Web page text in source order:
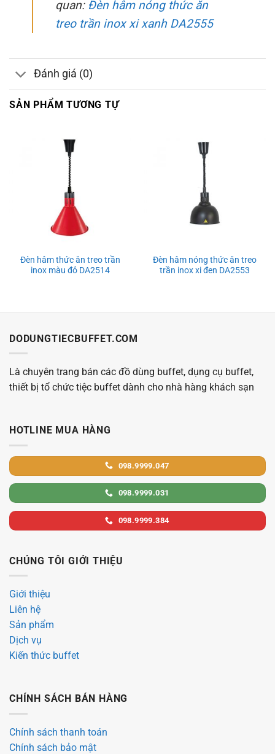
quan: Đèn hâm nóng thức ăn
treo trần inox xi xanh DA2555
Đánh giá (0)
SẢN PHẨM TƯƠNG TỰ
Đèn hâm thức ăn treo trần
inox màu đỏ DA2514
Đèn hâm nóng thức ăn treo
trần inox xi đen DA2553
DODUNGTIECBUFFET.COM
Là chuyên trang bán các đồ dùng buffet, dụng cụ buffet,
thiết bị tổ chức tiệc buffet dành cho nhà hàng khách sạn
HOTLINE MUA HÀNG
098.9999.047
098.9999.031
098.9999.384
CHÚNG TÔI GIỚI THIỆU
Giới thiệu
Liên hệ
Sản phẩm
Dịch vụ
Kiến thức buffet
CHÍNH SÁCH BÁN HÀNG
Chính sách thanh toán
Chính sách bảo mật